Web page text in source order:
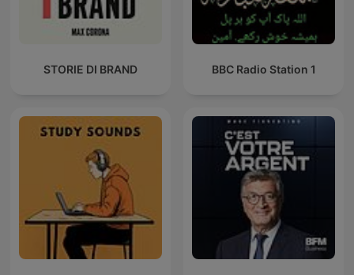
STORIE DI BRAND BBC Radio Station 1